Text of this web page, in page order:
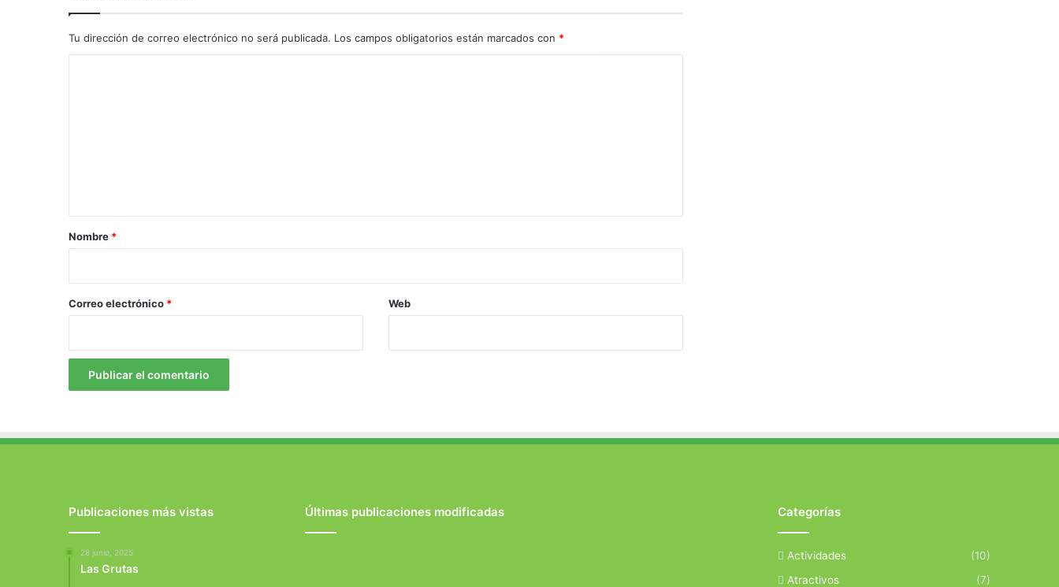
Tu dirección de correo electrónico no será publicada. Los campos obligatorios están marcados con *
r
*
Nombre *
Correo electrónico * Web
Publicaciones más vistas
28 junio, 2025
Las Grutas
Últimas publicaciones modificadas Categorías
Actividades
(10)
Atractivos
(7)